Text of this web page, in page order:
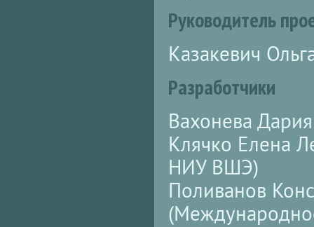
Руководитель
Казакевич
Разработчики
Вахонева
Клячко Елена
НИУ ВШЭ)
Поливанов